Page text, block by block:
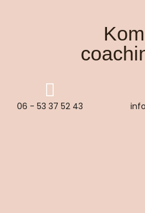
06 - 53 37 52 43